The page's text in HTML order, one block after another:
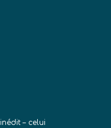
– celui